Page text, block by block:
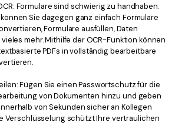
Formulare sind schwierig zu handhaben.
Sie dagegen ganz einfach Formulare
Formulare ausfüllen, Daten
mehr. Mithilfe der OCR-Funktion können
PDFs in vollständig bearbeitbare
Fügen Sie einen Passwortschutz für die
von Dokumenten hinzu und geben
von Sekunden sicher an Kollegen
Verschlüsselung schützt Ihre vertraulichen